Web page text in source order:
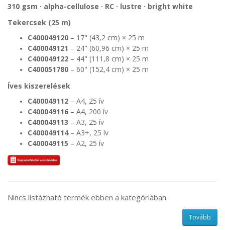
310 gsm · alpha-cellulose · RC · lustre · bright white
Tekercsek (25 m)
C400049120 – 17" (43,2 cm) × 25 m
C400049121 – 24" (60,96 cm) × 25 m
C400049122 – 44" (111,8 cm) × 25 m
C400051780 – 60" (152,4 cm) × 25 m
Íves kiszerelések
C400049112 – A4, 25 ív
C400049116 – A4, 200 ív
C400049113 – A3, 25 ív
C400049114 – A3+, 25 ív
C400049115 – A2, 25 ív
Nincs listázható termék ebben a kategóriában.
Tovább